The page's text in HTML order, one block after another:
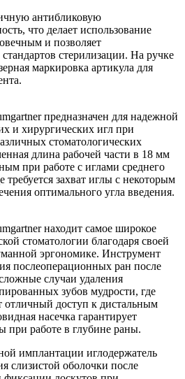
антибликовую
что делает использование
и позволяет
стерилизации. На ручке
маркировка артикула для
предназначен для надежной
и хирургических игл при
стоматологических
длина рабочей части в 18 мм
при работе с иглами среднего
требуется захват иглы с некоторым
оптимального угла введения.
находит самое широкое
стоматологии благодаря своей
эргономике. Инструмент
послеоперационных ран после
случаи удаления
зубов мудрости, где
отличный доступ к дистальным
насечка гарантирует
работе в глубине раны.
имплантации иглодержатель
слизистой оболочки после